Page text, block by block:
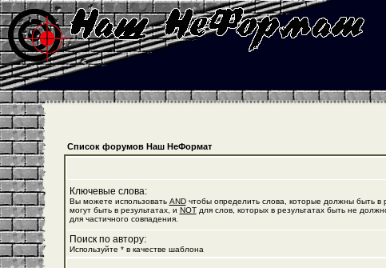
Список форумов Наш НеФормат
Ключевые слова:
Вы можете использовать ANDчтобы определить слова, которые должны быть в
могут быть в результатах, и NOTдля слов, которых в результатах быть не
для частичного совпадения.
Поиск по автору:
Используйте * в качестве шаблона